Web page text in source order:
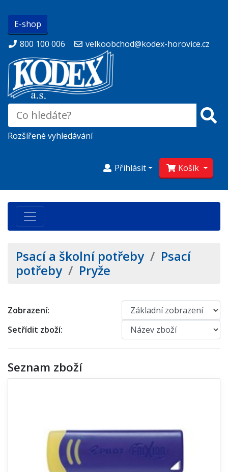
E-shop
800 100 006
velkoobchod@kodex-horovice.cz
Rozšířené vyhledávání
Košík
Přihlásit
Psací a školní potřeby/ Psací
potřeby/ Pryže
Zobrazení:
Setřídit zboží:
Seznam zboží